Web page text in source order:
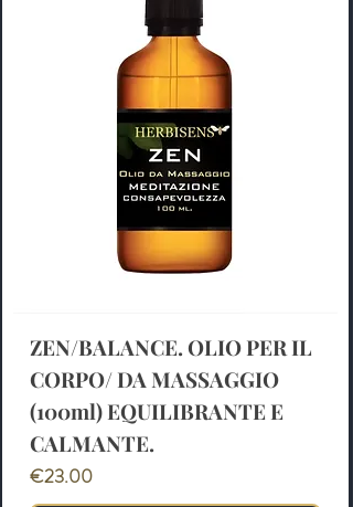
ZEN/BALANCE. OLIO PER IL
CORPO/ DA MASSAGGIO
(100ml) EQUILIBRANTE E
CALMANTE.
Price
€23.00